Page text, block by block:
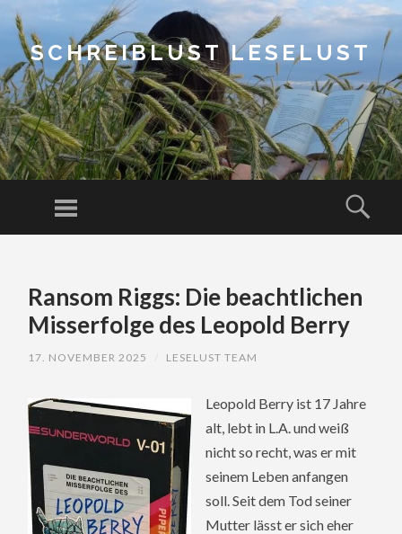
SCHREIBLUST LESELUST
Menu
CONTENTRansom Riggs: Die beachtlichen
Misserfolge des Leopold Berry
17. NOVEMBER 2025 LESELUST TEAM
Leopold Berry ist 17 Jahre
alt, lebt in L.A. und weiß
nicht so recht, was er mit
seinem Leben anfangen
soll. Seit dem Tod seiner
Mutter lässt er sich eher